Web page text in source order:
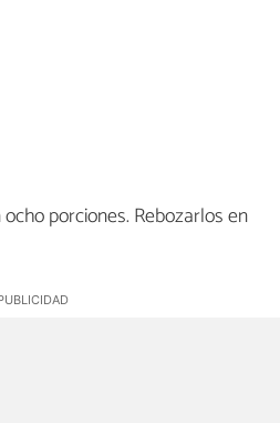
porciones. Rebozarlos en